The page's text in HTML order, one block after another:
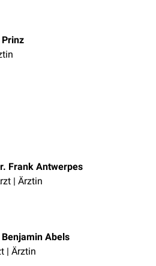
Prinz
Frank Antwerpes
| Ärztin
Benjamin Abels
| Ärztin